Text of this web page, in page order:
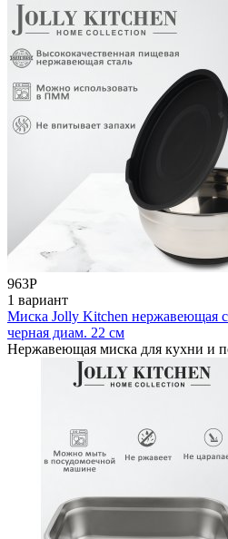
963Р
1 вариант
Миска Jolly Kitchen нержавеющая
черная диам. 22 см
Нержавеющая миска для кухни и